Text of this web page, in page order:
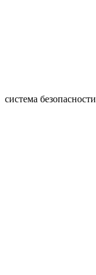
система безопасности